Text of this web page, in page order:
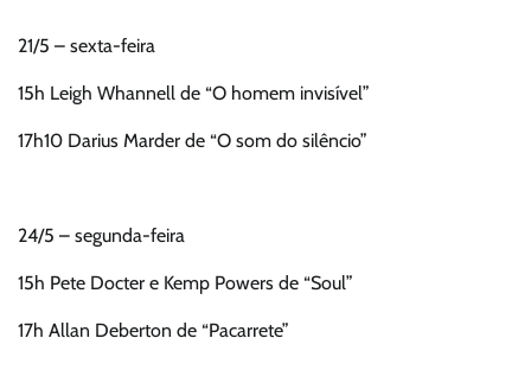
21/5 – sexta-feira
15h Leigh Whannell de “O homem invisível”
17h10 Darius Marder de “O som do silêncio”
24/5 – segunda-feira
15h Pete Docter e Kemp Powers de “Soul”
17h Allan Deberton de “Pacarrete”